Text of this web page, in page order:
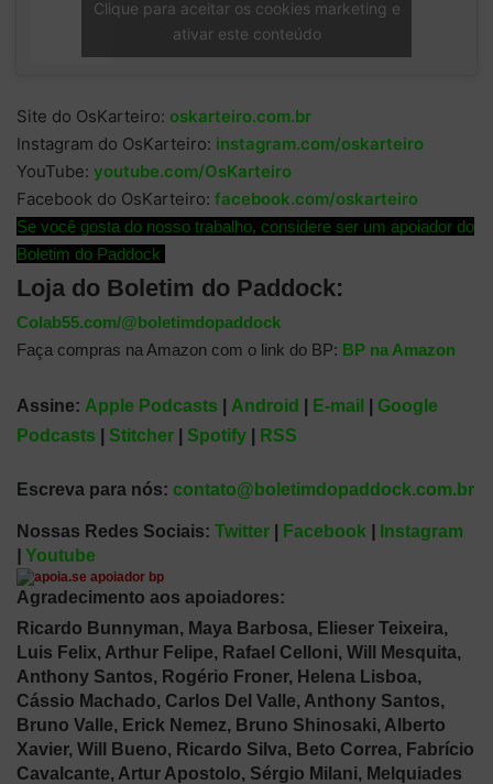
Clique para aceitar os cookies marketing e
ativar este conteúdo
Site do OsKarteiro: oskarteiro.com.br
Instagram do OsKarteiro: instagram.com/oskarteiro
YouTube: youtube.com/OsKarteiro
Facebook do OsKarteiro: facebook.com/oskarteiro
Se você gosta do nosso trabalho, considere ser um apoiador do
Boletim do Paddock
Loja do Boletim do Paddock:
Colab55.com/@boletimdopaddock
Faça compras na Amazon com o link do BP: BP na Amazon
Assine: Apple Podcasts Android E-mail
Google
Podcasts
Stitcher Spotify RSS
Escreva para nós: contato@boletimdopaddock.com.br
Nossas Redes Sociais: Twitter Facebook
Instagram
Youtube
Agradecimento aos apoiadores:
Ricardo Bunnyman, Maya Barbosa, Elieser Teixeira,
Luis Felix, Arthur Felipe, Rafael Celloni, Will Mesquita,
Anthony Santos, Rogério Froner, Helena Lisboa,
Cássio Machado, Carlos Del Valle, Anthony Santos,
Bruno Valle, Erick Nemez, Bruno Shinosaki, Alberto
Xavier, Will Bueno, Ricardo Silva, Beto Correa, Fabrício
Cavalcante, Artur Apostolo, Sérgio Milani, Melquiades